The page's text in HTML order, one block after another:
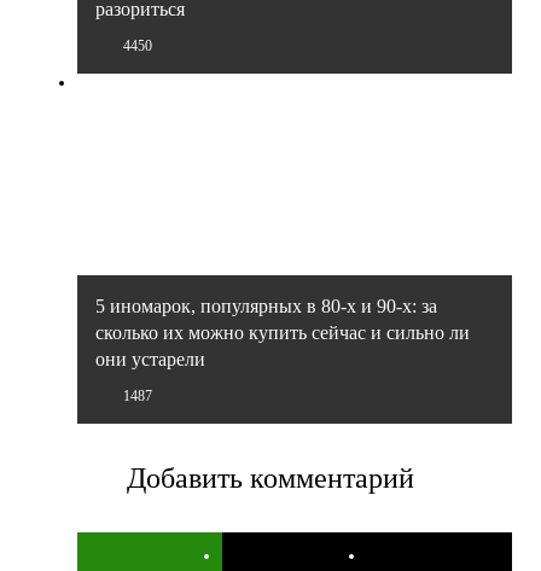
разориться
4450
5 иномарок, популярных в 80-х и 90-х: за
сколько их можно купить сейчас и сильно ли
они устарели
1487
Добавить комментарий